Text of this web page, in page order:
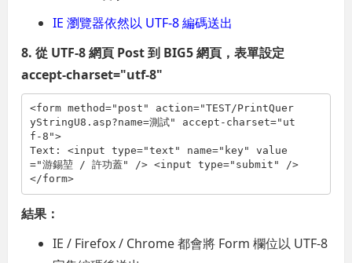
IE 瀏覽器依然以 UTF-8 編碼送出
8. 從 UTF-8 網頁 Post 到 BIG5 網頁，表單設定
accept-charset="utf-8"
<form method="post" action="TEST/PrintQuer
yStringU8.asp?name=測試"
accept-charset="ut
f-8">
Text: <input type="text" name="key"
value
="游錫堃 / 許功蓋"
/> <input type="submit"
/>
</form>
結果：
IE / Firefox / Chrome 都會將 Form 欄位以 UTF-8